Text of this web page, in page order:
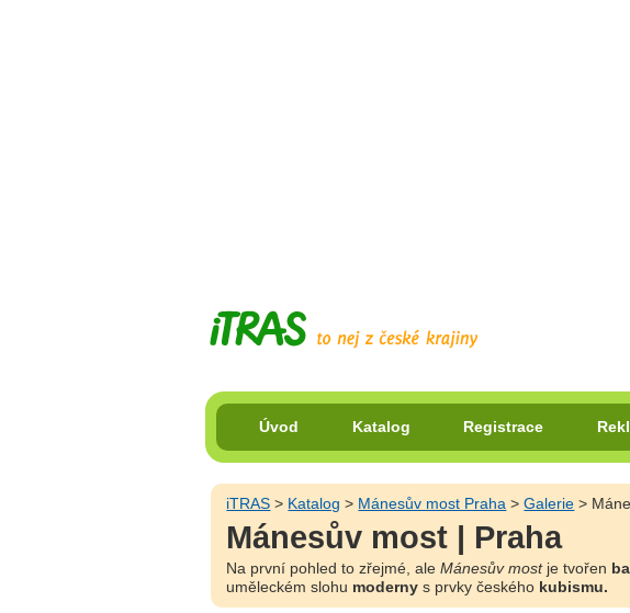
Úvod Katalog Registrace
iTRAS > Katalog > Mánesův most Praha >Galerie >
Mánesův most | Praha
Na první pohled to zřejmé, ale Mánesův mostje tvořen
uměleckém slohu modernys prvky českého kubismu.